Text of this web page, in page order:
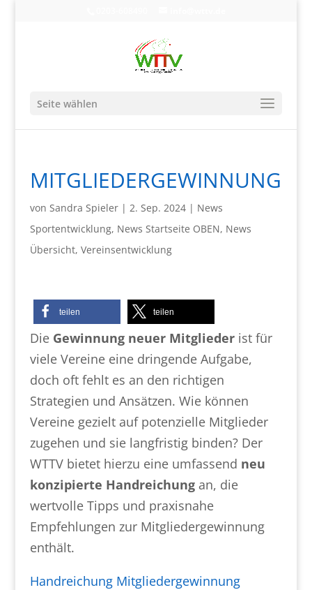
Seite wählen
MITGLIEDERGEWINNUNG
von Sandra Spieler| 2. Sep. 2024| News
Sportentwicklung, News Startseite OBEN, News
Übersicht, Vereinsentwicklung
teilen teilen
Die Gewinnung neuer Mitgliederist für
viele Vereine eine dringende Aufgabe,
doch oft fehlt es an den richtigen
Strategien und Ansätzen. Wie können
Vereine gezielt auf potenzielle Mitglieder
zugehen und sie langfristig binden? Der
WTTV bietet hierzu eine umfassend neu
konzipierte Handreichungan, die
wertvolle Tipps und praxisnahe
Empfehlungen zur Mitgliedergewinnung
enthält.
Handreichung Mitgliedergewinnung